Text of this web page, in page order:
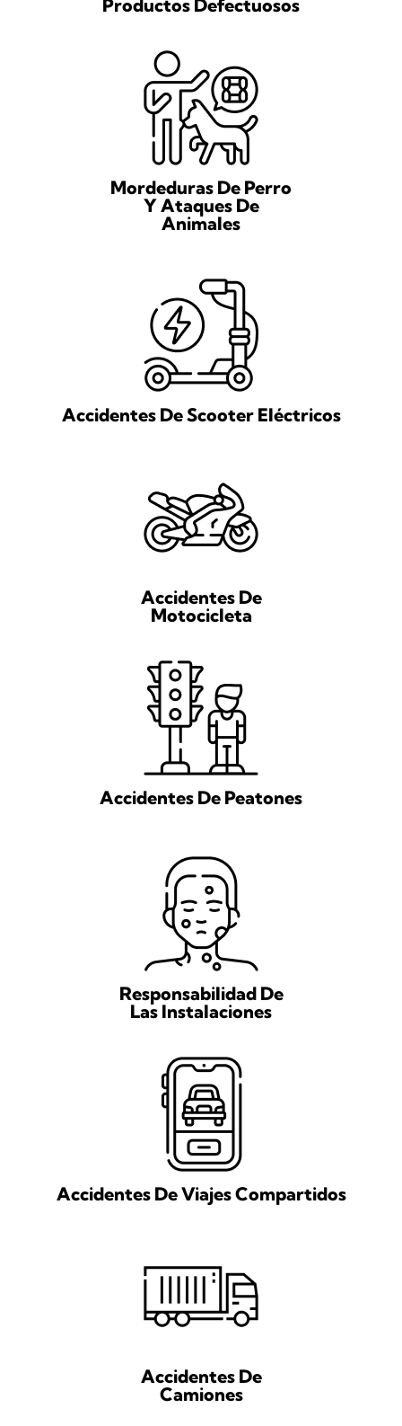
Productos Defectuosos
Mordeduras De Perro
Y Ataques De
Animales
Accidentes De Scooter Eléctricos
Accidentes De
Motocicleta
Accidentes De Peatones
Responsabilidad De
Las Instalaciones
Accidentes De Viajes Compartidos
Accidentes De
Camiones